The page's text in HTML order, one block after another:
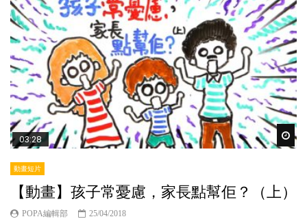
03:28
動畫短片
【動畫】孩子常憂慮，家長點幫佢？（上）
POPA編輯部 25/04/2018